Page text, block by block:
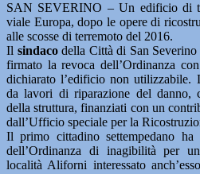
SAN SEVERINO – Un edificio di
viale Europa, dopo le opere di
alle scosse di terremoto del 2016.
Il sindacodella Città di San Severino
firmato la revoca dell’Ordinanza
dichiarato l’edificio non utilizzabile.
da lavori di riparazione del danno,
della struttura, finanziati con un
dall’Ufficio speciale per la
Il primo cittadino settempedano
dell’Ordinanza di inagibilità per
località Aliforni interessato